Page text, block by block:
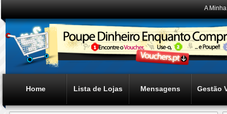
A
Home Lista de Lojas Mensagens Gestão